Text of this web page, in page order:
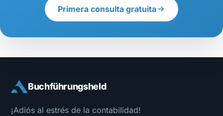
Primera consulta gratuita
Buchführungsheld
¡Adiós al estrés de la contabilidad!